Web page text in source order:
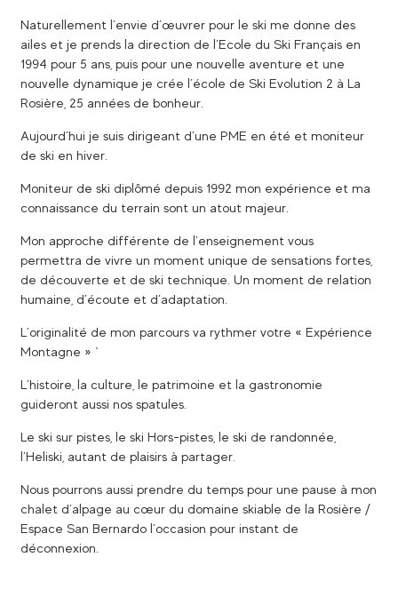
Naturellement l’envie d’œuvrer pour le ski me donne des
ailes et je prends la direction de l’Ecole du Ski Français en
1994 pour 5 ans, puis pour une nouvelle aventure et une
nouvelle dynamique je crée l’école de Ski Evolution 2 à La
Rosière, 25 années de bonheur.
Aujourd’hui je suis dirigeant d’une PME en été et moniteur
de ski en hiver.
Moniteur de ski diplômé depuis 1992 mon expérience et ma
connaissance du terrain sont un atout majeur.
Mon approche différente de l’enseignement vous
permettra de vivre un moment unique de sensations fortes,
de découverte et de ski technique. Un moment de relation
humaine, d’écoute et d’adaptation.
L’originalité de mon parcours va rythmer votre « Expérience
Montagne » `
L’histoire, la culture, le patrimoine et la gastronomie
guideront aussi nos spatules.
Le ski sur pistes, le ski Hors-pistes, le ski de randonnée,
l’Heliski, autant de plaisirs à partager.
Nous pourrons aussi prendre du temps pour une pause à mon
chalet d’alpage au cœur du domaine skiable de la Rosière /
Espace San Bernardo l’occasion pour instant de
déconnexion.